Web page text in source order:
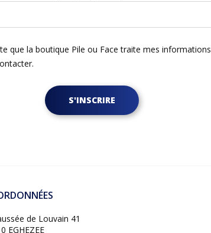
que la boutique Pile ou Face traite mes informations
S'INSCRIRE
de Louvain 41
EGHEZEE